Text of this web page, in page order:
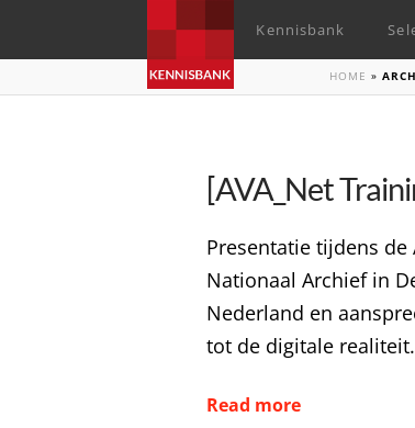
Kennisbank
HOME »
[AVA_Net
Presentatie tijdens
Nationaal Archief in
Nederland en
tot de digitale
Read more